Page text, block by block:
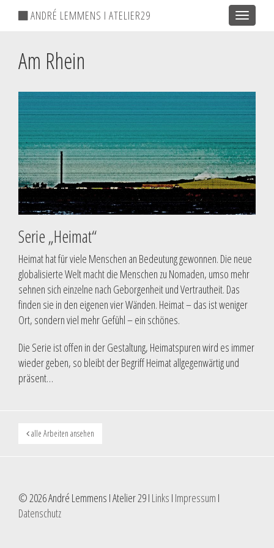
Toggle
ANDRÉ LEMMENS I ATELIER29
Am Rhein
Serie „Heimat“
Heimat hat für viele Menschen an Bedeutung gewonnen. Die neue
globalisierte Welt macht die Menschen zu Nomaden, umso mehr
sehnen sich einzelne nach Geborgenheit und Vertrautheit. Das
finden sie in den eigenen vier Wänden. Heimat – das ist weniger
Ort, sondern viel mehr Gefühl – ein schönes.
Die Serie ist offen in der Gestaltung, Heimatspuren wird es immer
wieder geben, so bleibt der Begriff Heimat allgegenwärtig und
präsent…
alle Arbeiten ansehen
© 2026 André Lemmens I Atelier 29 I Links I Impressum I
Datenschutz